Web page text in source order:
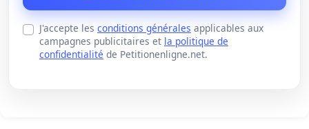
J'accepte les conditions générales applicables aux
campagnes publicitaires et la politique de
confidentialité de Petitionenligne.net.